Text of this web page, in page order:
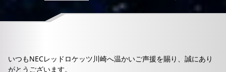
いつもNECレッドロケッツ川崎へ温かいご声援を賜り、誠にあり
がとうございます。